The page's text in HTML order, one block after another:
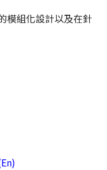
模組化設計以及在針